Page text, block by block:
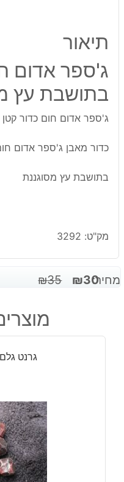
תיאור
ג'ספר אדום
בתושבת עץ
ג'ספר אדום חום כדור
כדור מאבן ג'ספר אדום
בתושבת עץ מסוגננת
מק"ט: 3292
מחיר: ₪35
המחיר
₪30
המחיר
גרנט גלם